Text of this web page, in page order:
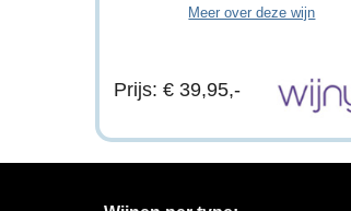
Meer over deze wijn
Prijs: € 39,95,-